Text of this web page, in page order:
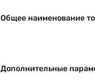
Общее наименование
Дополнительные